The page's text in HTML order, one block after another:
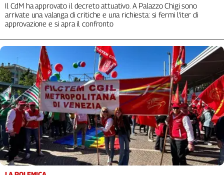
Newsletter
Il CdM ha approvato il decreto attuativo. A Palazzo Chigi sono
arrivate una valanga di critiche e una richiesta: si fermi l’iter di
approvazione e si apra il confronto